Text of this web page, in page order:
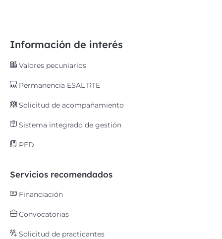
Información de interés
Valores pecuniarios
Permanencia ESAL RTE
Solicitud de acompañamiento
Sistema integrado de gestión
PED
Servicios recomendados
Financiación
Convocatorias
Solicitud de practicantes